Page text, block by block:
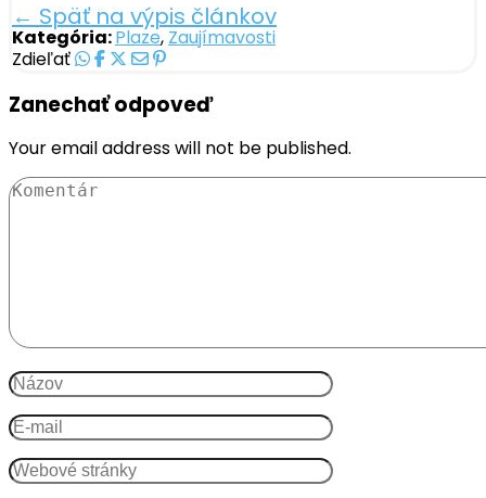
← Späť na výpis článkov
Kategória:Plaze, Zaujímavosti
Zdieľať
Zanechať odpoveď
Your email address will not be published.